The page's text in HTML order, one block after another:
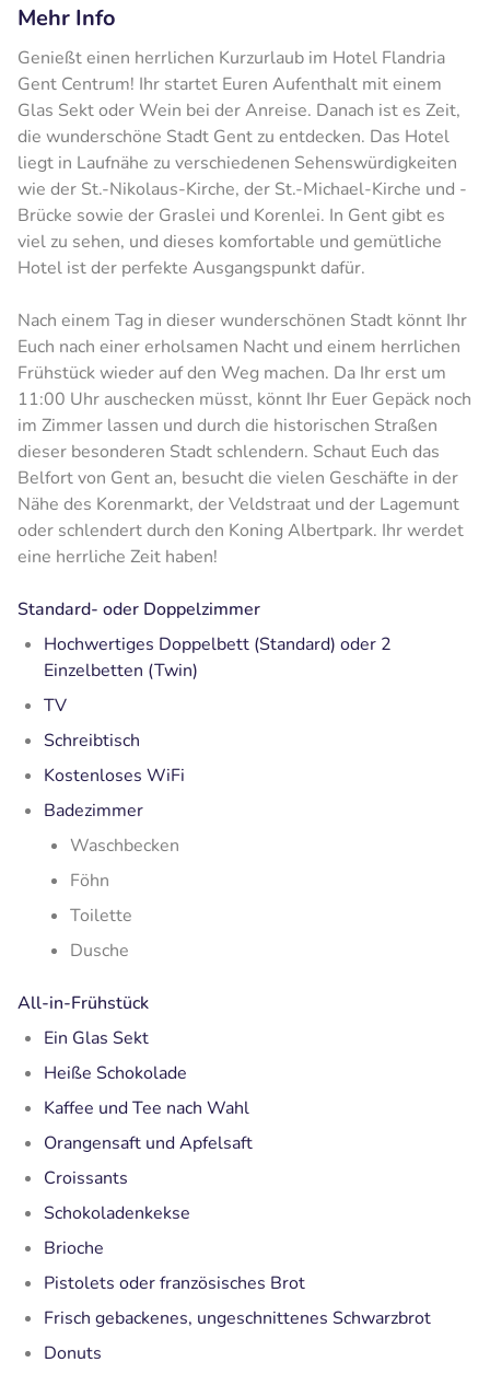
Mehr Info
Genießt einen herrlichen Kurzurlaub im Hotel Flandria
Gent Centrum! Ihr startet Euren Aufenthalt mit einem
Glas Sekt oder Wein bei der Anreise. Danach ist es Zeit,
die wunderschöne Stadt Gent zu entdecken. Das Hotel
liegt in Laufnähe zu verschiedenen Sehenswürdigkeiten
wie der St.-Nikolaus-Kirche, der St.-Michael-Kirche und -
Brücke sowie der Graslei und Korenlei. In Gent gibt es
viel zu sehen, und dieses komfortable und gemütliche
Hotel ist der perfekte Ausgangspunkt dafür.
Nach einem Tag in dieser wunderschönen Stadt könnt Ihr
Euch nach einer erholsamen Nacht und einem herrlichen
Frühstück wieder auf den Weg machen. Da Ihr erst um
11:00 Uhr auschecken müsst, könnt Ihr Euer Gepäck noch
im Zimmer lassen und durch die historischen Straßen
dieser besonderen Stadt schlendern. Schaut Euch das
Belfort von Gent an, besucht die vielen Geschäfte in der
Nähe des Korenmarkt, der Veldstraat und der Lagemunt
oder schlendert durch den Koning Albertpark. Ihr werdet
eine herrliche Zeit haben!
Standard- oder Doppelzimmer
Hochwertiges Doppelbett (Standard) oder 2
Einzelbetten (Twin)
TV
Schreibtisch
Kostenloses WiFi
Badezimmer
Waschbecken
Föhn
Toilette
Dusche
All-in-Frühstück
Ein Glas Sekt
Heiße Schokolade
Kaffee und Tee nach Wahl
Orangensaft und Apfelsaft
Croissants
Schokoladenkekse
Brioche
Pistolets oder französisches Brot
Frisch gebackenes, ungeschnittenes Schwarzbrot
Donuts